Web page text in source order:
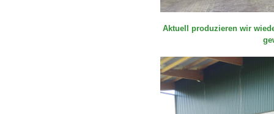
Aktuell produzieren wir